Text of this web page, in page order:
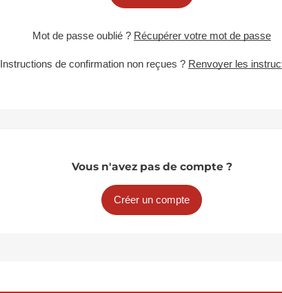
Mot de passe oublié ? Récupérer votre mot de passe
Instructions de confirmation non reçues ? Renvoyer les
Vous n'avez pas de compte ?
Créer un compte